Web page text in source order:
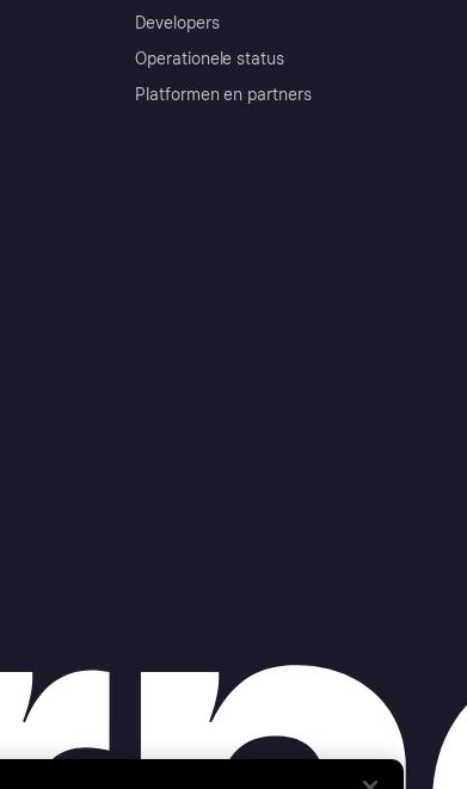
Developers
Operationele status
Platformen en partners